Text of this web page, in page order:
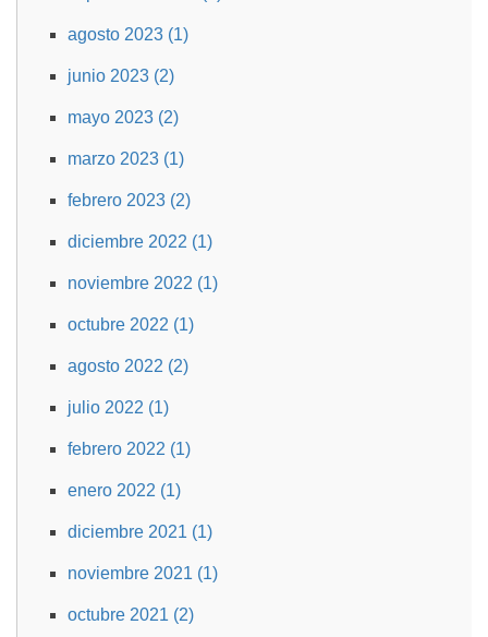
agosto 2023 (1)
junio 2023 (2)
mayo 2023 (2)
marzo 2023 (1)
febrero 2023 (2)
diciembre 2022 (1)
noviembre 2022 (1)
octubre 2022 (1)
agosto 2022 (2)
julio 2022 (1)
febrero 2022 (1)
enero 2022 (1)
diciembre 2021 (1)
noviembre 2021 (1)
octubre 2021 (2)